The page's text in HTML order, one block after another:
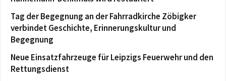
Tag der Begegnung an der Fahrradkirche Zöbigker
verbindet Geschichte, Erinnerungskultur und
Begegnung
Neue Einsatzfahrzeuge für Leipzigs Feuerwehr und den
Rettungsdienst